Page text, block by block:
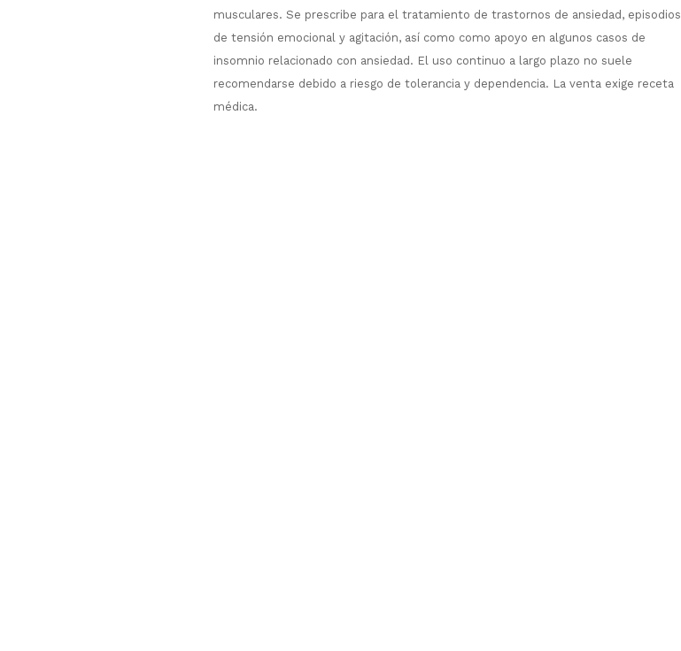
musculares. Se prescribe para el tratamiento de trastornos de ansiedad, episodios
de tensión emocional y agitación, así como como apoyo en algunos casos de
insomnio relacionado con ansiedad. El uso continuo a largo plazo no suele
recomendarse debido a riesgo de tolerancia y dependencia. La venta exige receta
médica.